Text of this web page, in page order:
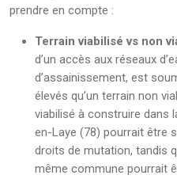
prendre en compte :
Terrain viabilisé vs non
d’un accès aux réseaux
d’assainissement, est
élevés qu’un terrain non
viabilisé à construire dans
en-Laye (78) pourrait être
droits de mutation, tandis
même commune pourrait